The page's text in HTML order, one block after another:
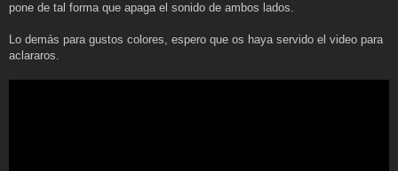
pone de tal forma que apaga el sonido de ambos lados.
Lo demás para gustos colores, espero que os haya servido el video para
aclararos.